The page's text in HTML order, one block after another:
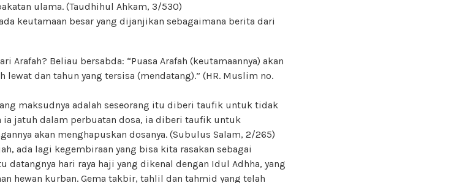
ulama. (Taudhihul Ahkam, 3/530)
keutamaan besar yang dijanjikan sebagaimana berita dari
Arafah? Beliau bersabda: “Puasa Arafah (keutamaannya) akan
lewat dan tahun yang tersisa (mendatang).” (HR. Muslim no.
maksudnya adalah seseorang itu diberi taufik untuk tidak
ia jatuh dalam perbuatan dosa, ia diberi taufik untuk
akan menghapuskan dosanya. (Subulus Salam, 2/265)
ada lagi kegembiraan yang bisa kita rasakan sebagai
datangnya hari raya haji yang dikenal dengan Idul Adhha, yang
hewan kurban. Gema takbir, tahlil dan tahmid yang telah